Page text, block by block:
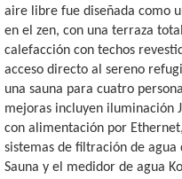
aire libre fue diseñada como
en el zen, con una terraza
calefacción con techos
acceso directo al sereno
una sauna para cuatro
mejoras incluyen iluminación
con alimentación por
sistemas de filtración de
Sauna y el medidor de agua